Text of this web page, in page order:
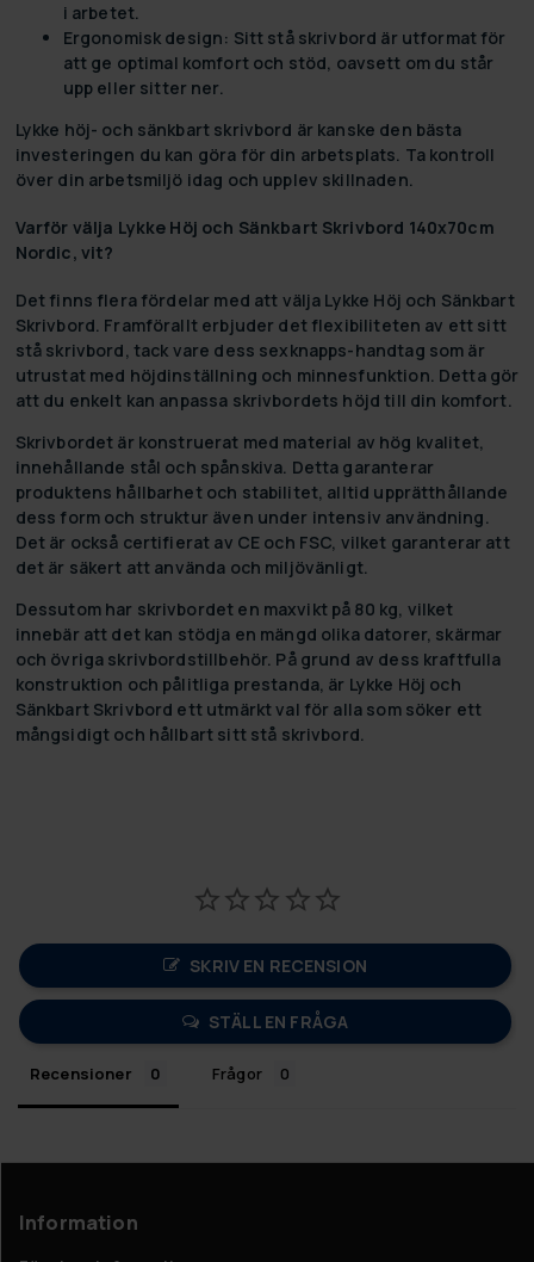
i arbetet.
Ergonomisk design: Sitt stå skrivbord är utformat för
att ge optimal komfort och stöd, oavsett om du står
upp eller sitter ner.
Lykke höj- och sänkbart skrivbord är kanske den bästa
investeringen du kan göra för din arbetsplats. Ta kontroll
över din arbetsmiljö idag och upplev skillnaden.
Varför välja Lykke Höj och Sänkbart Skrivbord 140x70cm
Nordic, vit?
Det finns flera fördelar med att välja Lykke Höj och Sänkbart
Skrivbord. Framförallt erbjuder det flexibiliteten av ett sitt
stå skrivbord, tack vare dess sexknapps-handtag som är
utrustat med höjdinställning och minnesfunktion. Detta gör
att du enkelt kan anpassa skrivbordets höjd till din komfort.
Skrivbordet är konstruerat med material av hög kvalitet,
innehållande stål och spånskiva. Detta garanterar
produktens hållbarhet och stabilitet, alltid upprätthållande
dess form och struktur även under intensiv användning.
Det är också certifierat av CE och FSC, vilket garanterar att
det är säkert att använda och miljövänligt.
Dessutom har skrivbordet en maxvikt på 80 kg, vilket
innebär att det kan stödja en mängd olika datorer, skärmar
och övriga skrivbordstillbehör. På grund av dess kraftfulla
konstruktion och pålitliga prestanda, är Lykke Höj och
Sänkbart Skrivbord ett utmärkt val för alla som söker ett
mångsidigt och hållbart sitt stå skrivbord.
SKRIV EN RECENSION
STÄLL EN FRÅGA
Recensioner Frågor
Information